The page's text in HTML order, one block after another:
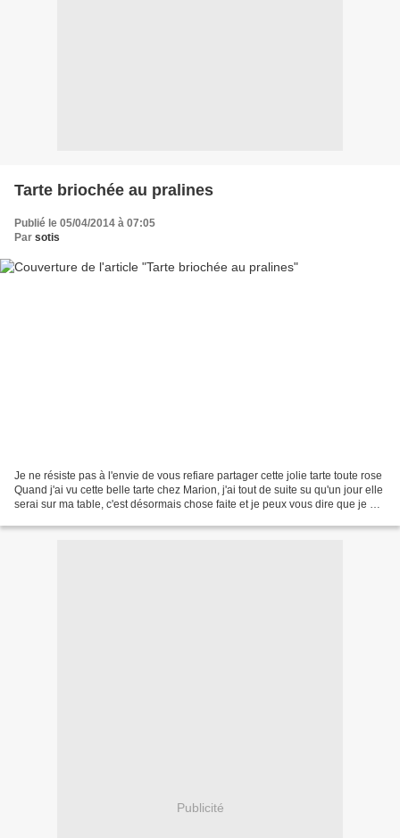
Tarte briochée au pralines
Publié le 05/04/2014 à 07:05
Par sotis
Je ne résiste pas à l'envie de vous refiare partager cette jolie tarte toute rose
Quand j'ai vu cette belle tarte chez Marion, j'ai tout de suite su qu'un jour elle
serai sur ma table, c'est désormais chose faite et je peux vous dire que je me
Publicité